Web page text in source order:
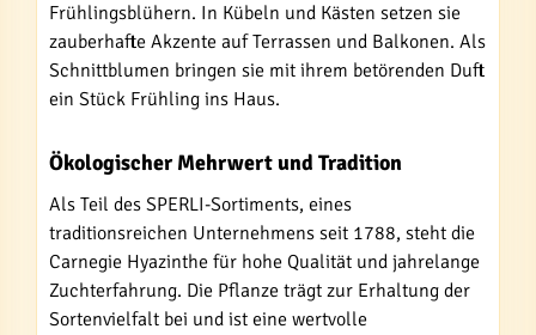
Frühlingsblühern. In Kübeln und Kästen setzen sie
zauberhafte Akzente auf Terrassen und Balkonen. Als
Schnittblumen bringen sie mit ihrem betörenden Duft
ein Stück Frühling ins Haus.
Ökologischer Mehrwert und Tradition
Als Teil des SPERLI-Sortiments, eines
traditionsreichen Unternehmens seit 1788, steht die
Carnegie Hyazinthe für hohe Qualität und jahrelange
Zuchterfahrung. Die Pflanze trägt zur Erhaltung der
Sortenvielfalt bei und ist eine wertvolle